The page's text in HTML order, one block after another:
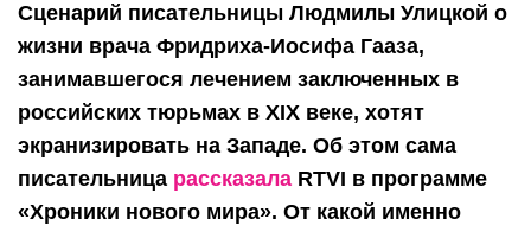
Сценарий писательницы Людмилы Улицкой о
жизни врача Фридриха-Иосифа Гааза,
занимавшегося лечением заключенных в
российских тюрьмах в XIX веке, хотят
экранизировать на Западе. Об этом сама
писательница рассказала RTVI в программе
«Хроники нового мира». От какой именно